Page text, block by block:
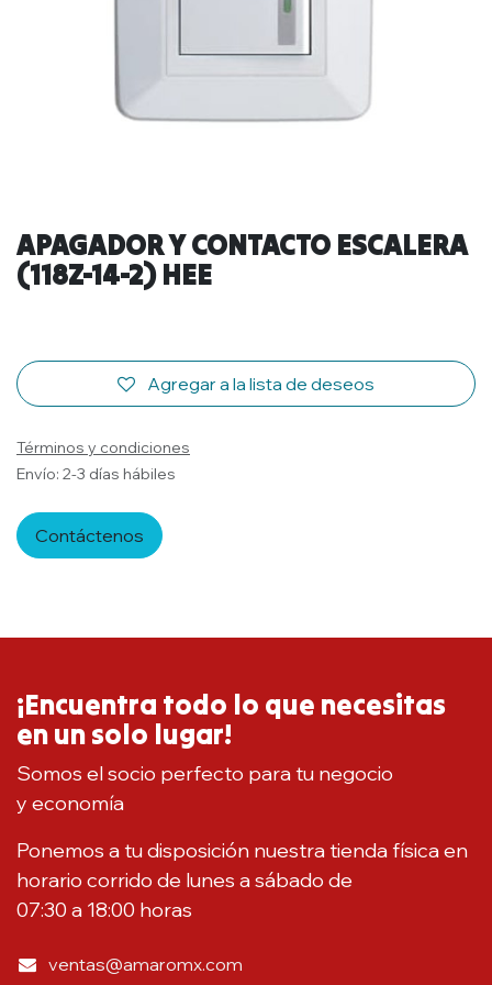
APAGADOR Y CONTACTO ESCALERA
(118Z-14-2) HEE
Agregar a la lista de deseos
Términos y condiciones
Envío: 2-3 días hábiles
Contáctenos
¡Encuentra todo lo que necesitas
en un solo lugar!
Somos el socio perfecto para tu negocio
y economía
Ponemos a tu disposición nuestra tienda física en
horario corrido de lunes a sábado de
07:30 a 18:00 horas
ventas@amaromx.com